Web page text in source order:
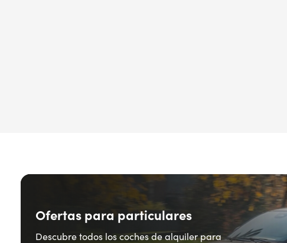
Ofertas para particulares
Descubre todos los coches de alquiler para